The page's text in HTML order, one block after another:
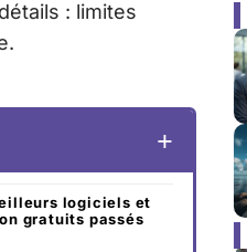
: limites
logiciels et
gratuits passés